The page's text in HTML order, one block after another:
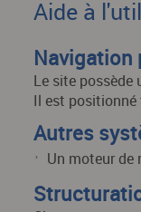
Aide à
Navigation
Le site
Il est positionné
Autres
Un moteur de